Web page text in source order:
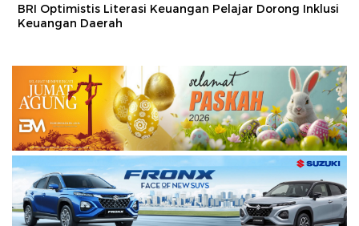
BRI Optimistis Literasi Keuangan Pelajar Dorong Inklusi
Keuangan Daerah